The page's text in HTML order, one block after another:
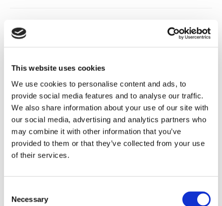
This website uses cookies
We use cookies to personalise content and ads, to
provide social media features and to analyse our traffic.
We also share information about your use of our site with
our social media, advertising and analytics partners who
may combine it with other information that you’ve
provided to them or that they’ve collected from your use
of their services.
Selection
Necessary
納期はどのくらいです
か？
電気容量はどのような
ものですか?
部品に問題がある場合は
どうなりますか？ま